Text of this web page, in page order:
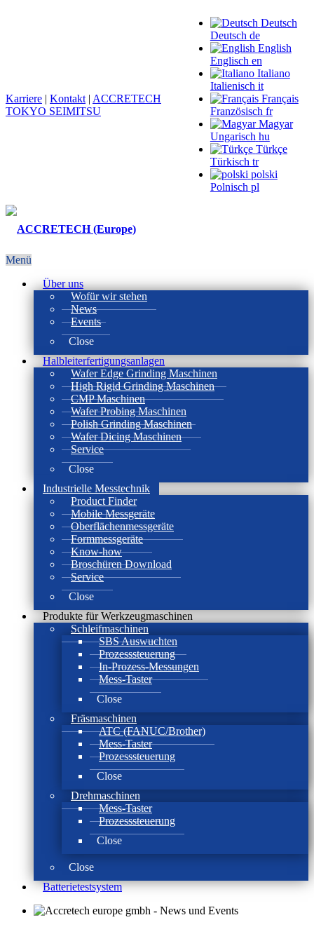
Deutsch
Deutsch de
English
Englisch en
Italiano
Italienisch it
Français
Französisch fr
Magyar
Ungarisch hu
Türkçe
Türkisch tr
polski
Polnisch pl
Karriere | Kontakt | ACCRETECH
TOKYO SEIMITSU
Menü
Über uns
Wofür wir stehen
News
Events
Close
Halbleiterfertigungsanlagen
Wafer Edge Grinding Maschinen
High Rigid Grinding Maschinen
CMP Maschinen
Wafer Probing Maschinen
Polish Grinding Maschinen
Wafer Dicing Maschinen
Service
Close
Industrielle Messtechnik
Product Finder
Mobile Messgeräte
Oberflächenmessgeräte
Formmessgeräte
Know-how
Broschüren Download
Service
Close
Produkte für Werkzeugmaschinen
Schleifmaschinen
SBS Auswuchten
Prozesssteuerung
In-Prozess-Messungen
Mess-Taster
Close
Fräsmaschinen
ATC (FANUC/Brother)
Mess-Taster
Prozesssteuerung
Close
Drehmaschinen
Mess-Taster
Prozesssteuerung
Close
Close
Batterie­test­system